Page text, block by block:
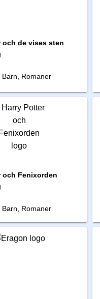
och de vises sten
Barn, Romaner
och Fenixorden
Barn, Romaner